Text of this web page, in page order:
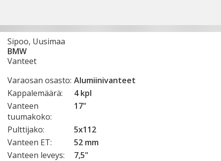
Sipoo, Uusimaa
BMW
Vanteet
Varaosan osasto: Alumiinivanteet
Kappalemäärä:
4 kpl
Vanteen
tuumakoko:
17"
Pulttijako:
5x112
Vanteen ET:
52 mm
Vanteen leveys:
7,5"